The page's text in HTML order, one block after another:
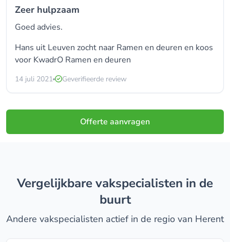
Zeer hulpzaam
Goed advies.
Hans uit Leuven zocht naar Ramen en deuren en koos
voor KwadrO Ramen en deuren
14 juli 2021 Geverifieerde review
Offerte aanvragen
Vergelijkbare vakspecialisten in de
buurt
Andere vakspecialisten actief in de regio van Herent